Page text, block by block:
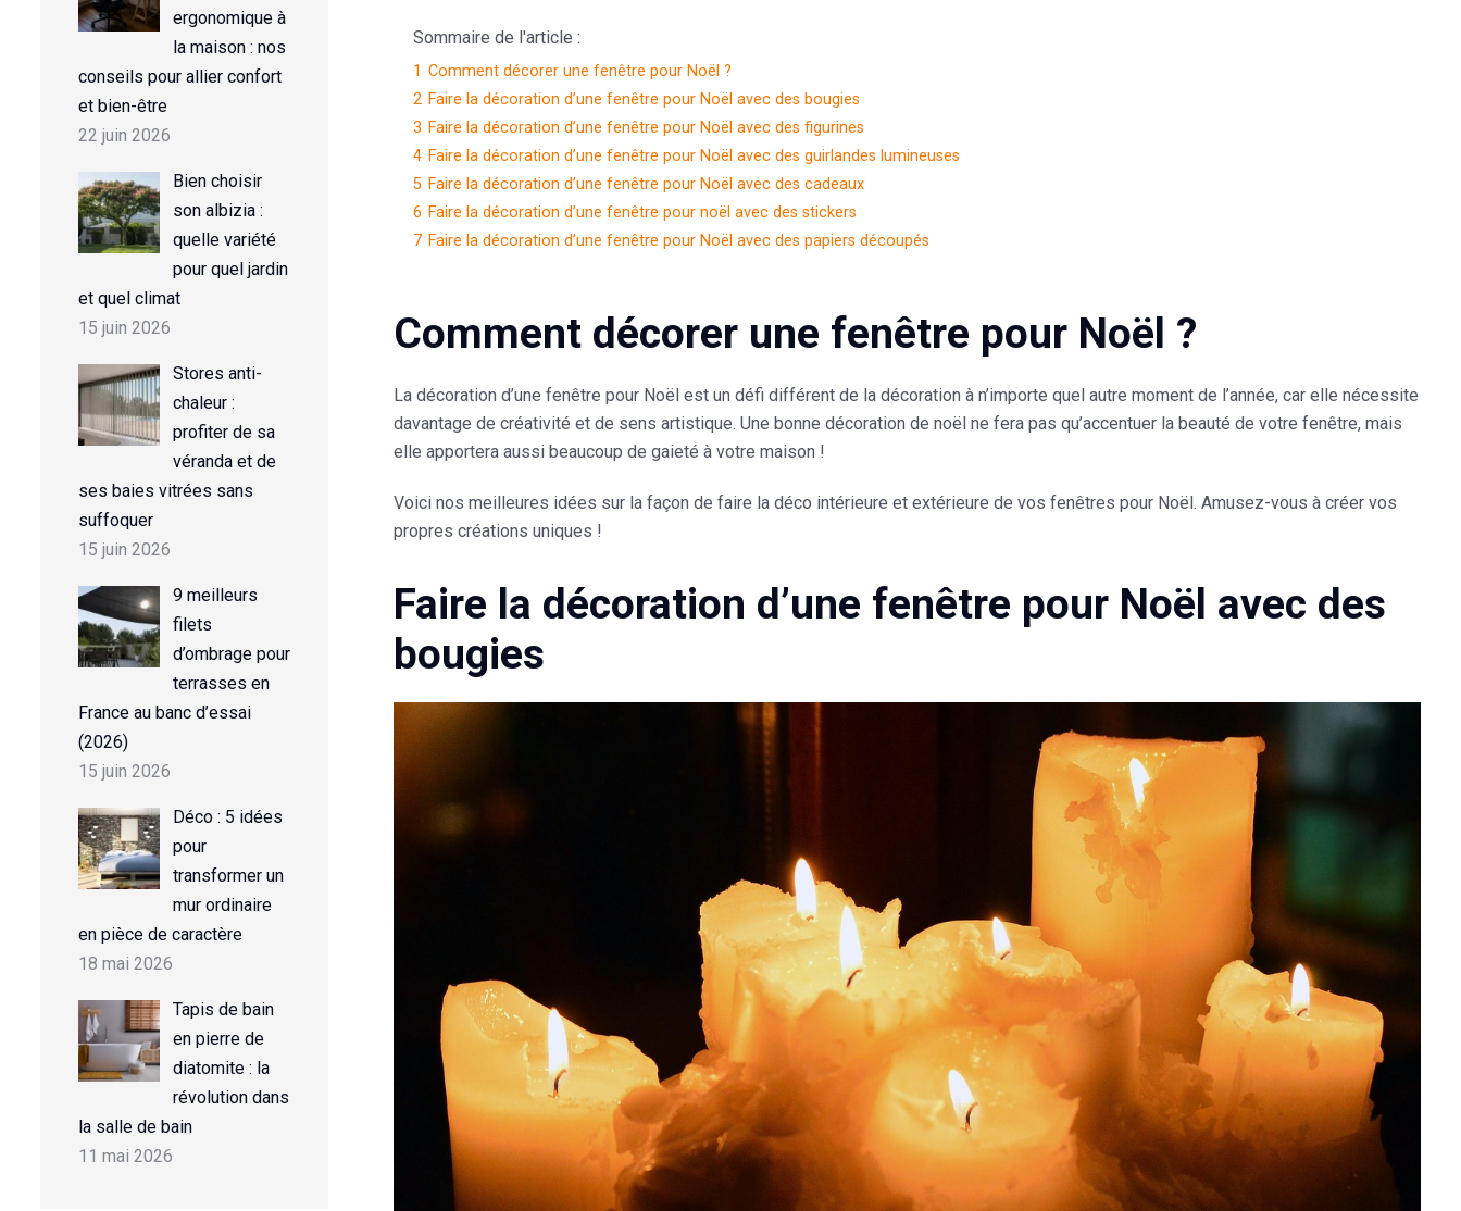
ergonomique à
la maison : nos
conseils pour allier confort
et bien-être
22 juin 2026
Bien choisir
son albizia :
quelle variété
pour quel jardin
et quel climat
15 juin 2026
Stores anti-
chaleur :
profiter de sa
véranda et de
ses baies vitrées sans
suffoquer
15 juin 2026
9 meilleurs
filets
d’ombrage pour
terrasses en
France au banc d’essai
(2026)
15 juin 2026
Déco : 5 idées
pour
transformer un
mur ordinaire
en pièce de caractère
18 mai 2026
Tapis de bain
en pierre de
diatomite : la
révolution dans
la salle de bain
11 mai 2026
Sommaire de l'article :
1 Comment décorer une fenêtre pour Noël ?
2 Faire la décoration d’une fenêtre pour Noël avec des bougies
3 Faire la décoration d’une fenêtre pour Noël avec des figurines
4 Faire la décoration d’une fenêtre pour Noël avec des guirlandes lumineuses
5 Faire la décoration d’une fenêtre pour Noël avec des cadeaux
6 Faire la décoration d’une fenêtre pour noël avec des stickers
7 Faire la décoration d’une fenêtre pour Noël avec des papiers découpés
Comment décorer une fenêtre pour Noël ?
La décoration d’une fenêtre pour Noël est un défi différent de la décoration à n’importe quel autre moment de l’année, car elle nécessite
davantage de créativité et de sens artistique. Une bonne décoration de noël ne fera pas qu’accentuer la beauté de votre fenêtre, mais
elle apportera aussi beaucoup de gaieté à votre maison !
Voici nos meilleures idées sur la façon de faire la déco intérieure et extérieure de vos fenêtres pour Noël. Amusez-vous à créer vos
propres créations uniques !
Faire la décoration d’une fenêtre pour Noël avec des
bougies